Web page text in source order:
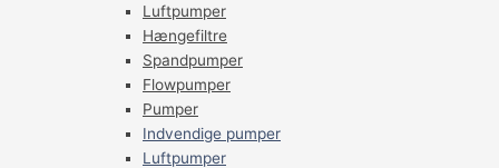
Luftpumper
Hængefiltre
Spandpumper
Flowpumper
Pumper
Indvendige pumper
Luftpumper